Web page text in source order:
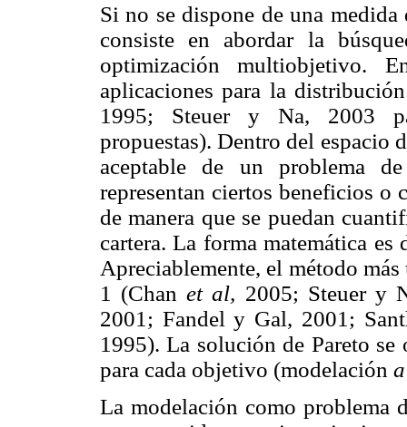
Si no se dispone de una
consiste en abordar la
optimización multiobjetivo.
aplicaciones para la
1995; Steuer y Na, 2003
propuestas). Dentro del espacio
aceptable de un problema
representan ciertos beneficios o
de manera que se puedan
cartera. La forma matemática
Apreciablemente, el método
1 (Chanet al, 2005; Steuer y
2001; Fandel y Gal, 2001;
1995). La solución de Pareto se
para cada objetivo (modelación
La modelación como problema